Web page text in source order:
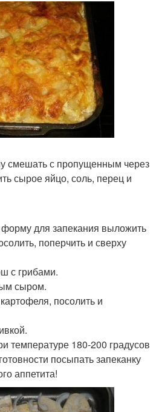
смешать с пропущенным через
сырое яйцо, соль, перец и
для запекания выложить
поперчить и сверху
с грибами.
сыром.
посолить и
температуре 180-200 градусов
посыпать запеканку
аппетита!